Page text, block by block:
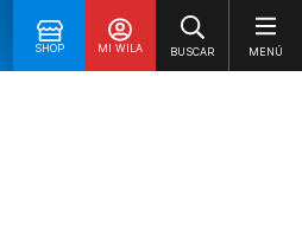
SHOP MI WILA BUSCAR MENÚ